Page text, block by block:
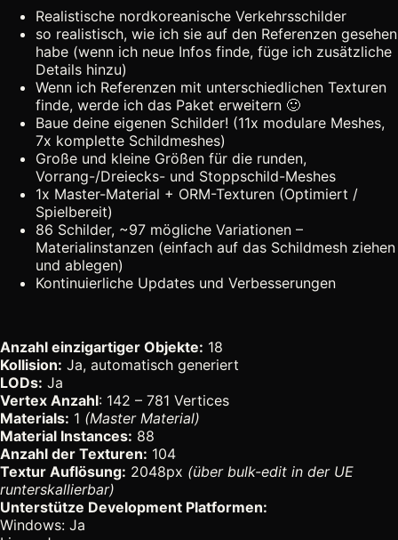
Realistische nordkoreanische Verkehrsschilder
so realistisch, wie ich sie auf den Referenzen gesehen
habe (wenn ich neue Infos finde, füge ich zusätzliche
Details hinzu)
Wenn ich Referenzen mit unterschiedlichen Texturen
finde, werde ich das Paket erweitern 🙂
Baue deine eigenen Schilder! (11x modulare Meshes,
7x komplette Schildmeshes)
Große und kleine Größen für die runden,
Vorrang-/Dreiecks- und Stoppschild-Meshes
1x Master-Material + ORM-Texturen (Optimiert /
Spielbereit)
86 Schilder, ~97 mögliche Variationen –
Materialinstanzen (einfach auf das Schildmesh ziehen
und ablegen)
Kontinuierliche Updates und Verbesserungen
Anzahl einzigartiger Objekte: 18
Kollision: Ja, automatisch generiert
LODs: Ja
Vertex Anzahl: 142 – 781 Vertices
Materials: 1 (Master Material)
Material Instances: 88
Anzahl der Texturen: 104
Textur Auflösung: 2048px (über bulk-edit in der UE
runterskallierbar)
Unterstütze Development Platformen:
Windows: Ja